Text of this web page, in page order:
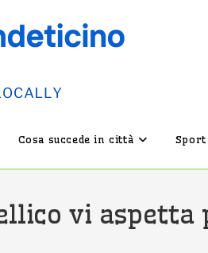
Cosa succede in città Sport
vi aspetta